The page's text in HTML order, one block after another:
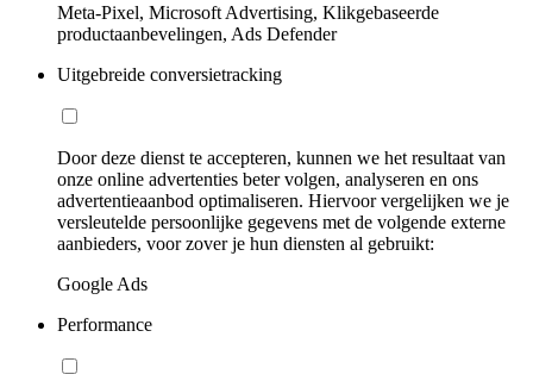
Meta-Pixel, Microsoft Advertising, Klikgebaseerde
productaanbevelingen, Ads Defender
Uitgebreide conversietracking
Door deze dienst te accepteren, kunnen we het resultaat van
onze online advertenties beter volgen, analyseren en ons
advertentieaanbod optimaliseren. Hiervoor vergelijken we je
versleutelde persoonlijke gegevens met de volgende externe
aanbieders, voor zover je hun diensten al gebruikt:
Google Ads
Performance